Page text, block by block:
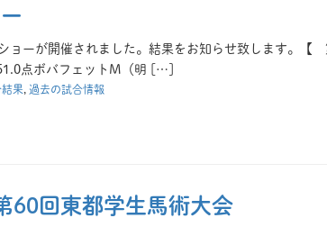
ョーが開催されました。結果をお知らせ致します。【
点ボバフェットM（明 […]
果 過去の試合情報
60回東都学生馬術大会